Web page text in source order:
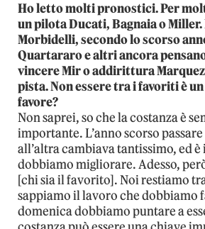
Ho letto molti pronostici. Per
un pilota Ducati, Bagnaia o
Morbidelli, secondo lo scorso
Quartararo e altri ancora
vincere Mir o addirittura
pista. Non essere tra i favoriti è
favore?
Non saprei, so che la costanza è
importante. L’anno scorso
all’altra cambiava tantissimo, ed
dobbiamo migliorare. Adesso,
[chi sia il favorito]. Noi restiamo
sappiamo il lavoro che dobbiamo
domenica dobbiamo puntare a